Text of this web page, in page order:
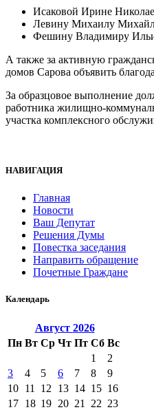
Исаковой Ирине
Левину Михаилу
Фешину Владимиру
А также за активную
домов Сарова объявить
За образцовое выполнение
работника жилищно-
участка комплексного
НАВИГАЦИЯ
Главная
Новости
Ваш Депутат
Решения Думы
Повестка заседания
Направить обращение
Почетные Граждане
Календарь
Август 2026
Пн Вт Ср Чт Пт Сб Вс
1
2
3
4 5 6 7 8
9
10 11 12 13 14 15 16
17 18 19 20 21 22 23